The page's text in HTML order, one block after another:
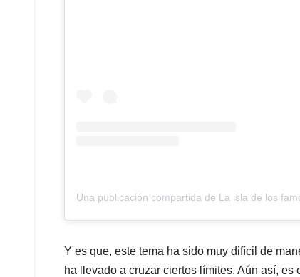
Una publicación compartida de La isla de los
Y es que, este tema ha sido muy difícil de
ha llevado a cruzar ciertos límites. Aún así,